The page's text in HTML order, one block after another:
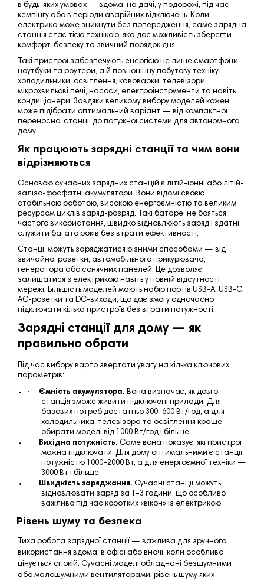
в будь-яких умовах — вдома, на дачі, у подорожі, під час
кемпінгу або в періоди аварійних відключень. Коли
електрика може зникнути без попередження, саме зарядна
станція стає тією технікою, яка дає можливість зберегти
комфорт, безпеку та звичний порядок дня.
Такі пристрої забезпечують енергією не лише смартфони,
ноутбуки та роутери, а й повноцінну побутову техніку —
холодильники, освітлення, кавоварки, телевізори,
мікрохвильові печі, насоси, електроінструменти та навіть
кондиціонери. Завдяки великому вибору моделей кожен
може підібрати оптимальний варіант — від компактної
переносної станції до потужної системи для автономного
дому.
Як працюють зарядні станції та чим вони
відрізняються
Основою сучасних зарядних станцій є літій-іонні або літій-
залізо-фосфатні акумулятори. Вони відомі своєю
стабільною роботою, високою енергоємністю та великим
ресурсом циклів заряд-розряд. Такі батареї не бояться
частого використання, швидко відновлюють заряд і здатні
служити багато років без втрати ефективності.
Станції можуть заряджатися різними способами — від
звичайної розетки, автомобільного прикурювача,
генератора або сонячних панелей. Це дозволяє
залишатися з електрикою навіть у повній відсутності
мережі. Більшість моделей мають набір портів USB-A, USB-C,
AC-розетки та DC-виходи, що дає змогу одночасно
підключати кілька пристроїв без втрати потужності.
Зарядні станції для дому — як
правильно обрати
Під час вибору варто звертати увагу на кілька ключових
параметрів:
· Ємність акумулятора. Вона визначає, як довго
станція зможе живити підключені прилади. Для
базових потреб достатньо 300–600 Вт/год, а для
холодильника, телевізора та освітлення краще
обирати моделі від 1000 Вт/год і більше.
· Вихідна потужність. Саме вона показує, які пристрої
можна підключати. Для дому оптимальними є станції
потужністю 1000–2000 Вт, а для енергоємної техніки —
3000 Вт і більше.
· Швидкість заряджання. Сучасні станції можуть
відновлювати заряд за 1–3 години, що особливо
важливо під час коротких «вікон» із електрикою.
Рівень шуму та безпека
Тиха робота зарядної станції — важлива для зручного
використання вдома, в офісі або вночі, коли особливо
цінується спокій. Сучасні моделі обладнані безшумними
або малошумними вентиляторами, рівень шуму яких